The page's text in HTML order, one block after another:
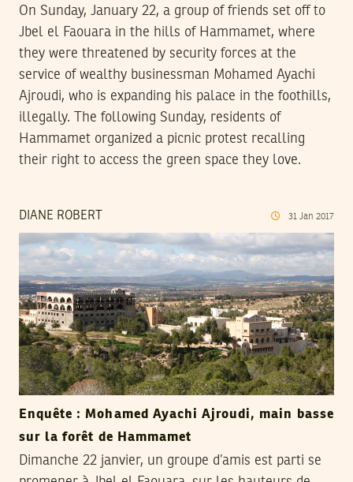
On Sunday, January 22, a group of friends set off to
Jbel el Faouara in the hills of Hammamet, where
they were threatened by security forces at the
service of wealthy businessman Mohamed Ayachi
Ajroudi, who is expanding his palace in the foothills,
illegally. The following Sunday, residents of
Hammamet organized a picnic protest recalling
their right to access the green space they love.
DIANE ROBERT 31 Jan 2017
Enquête : Mohamed Ayachi Ajroudi, main basse
sur la forêt de Hammamet
Dimanche 22 janvier, un groupe d’amis est parti se